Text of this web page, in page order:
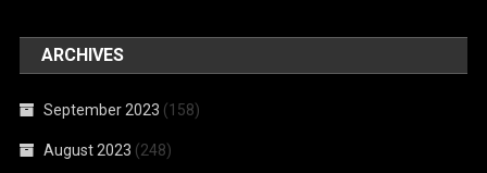
ARCHIVES
September 2023 (158)
August 2023 (248)